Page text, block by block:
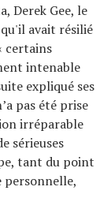
Derek Gee, le
avait résilié
certains
intenable
expliqué ses
pas été prise
irréparable
sérieuses
tant du point
personnelle,